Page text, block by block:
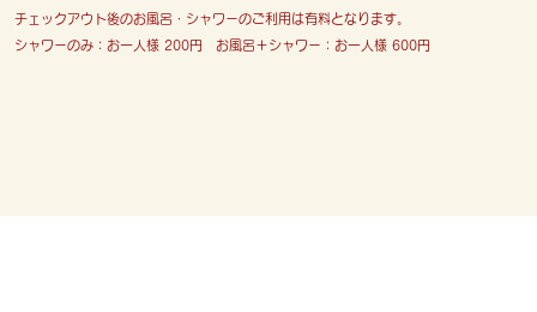
チェックアウト後のお風呂・シャワーのご利用は有料となります。
シャワーのみ：お一人様 200円 お風呂＋シャワー：お一人様 600円